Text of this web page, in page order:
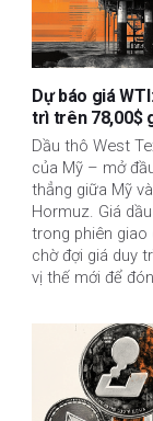
Dự báo giá
trì trên 78,00$
Dầu thô West
của Mỹ – mở
thẳng giữa Mỹ
Hormuz. Giá
trong phiên giao
chờ đợi giá duy
vị thế mới để